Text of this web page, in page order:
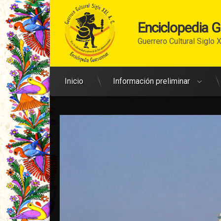
al
contenido
Enciclopedia
Guerrero Cultural Siglo
Inicio Información preliminar
Arriba